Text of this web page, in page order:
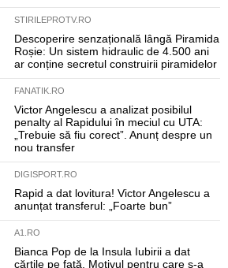
STIRILEPROTV.RO
Descoperire senzațională lângă Piramida
Roșie: Un sistem hidraulic de 4.500 ani
ar conține secretul construirii piramidelor
FANATIK.RO
Victor Angelescu a analizat posibilul
penalty al Rapidului în meciul cu UTA:
„Trebuie să fiu corect”. Anunț despre un
nou transfer
DIGISPORT.RO
Rapid a dat lovitura! Victor Angelescu a
anunțat transferul: „Foarte bun”
A1.RO
Bianca Pop de la Insula Iubirii a dat
cărțile pe față. Motivul pentru care s-a